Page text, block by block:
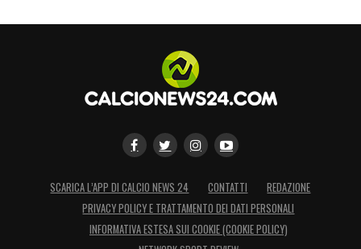
SCARICA L’APP DI CALCIO NEWS 24 CONTATTI
REDAZIONE
PRIVACY POLICY E TRATTAMENTO DEI DATI PERSONALI
INFORMATIVA ESTESA SUI COOKIE (COOKIE POLICY)